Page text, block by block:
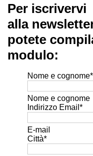
Per iscrivervi
alla
potete
modulo:
Nome e cognome*
Nome e cognome
Indirizzo Email *
E-mail
Città*